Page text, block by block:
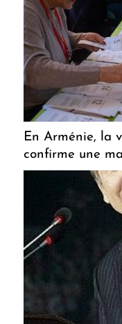
En Arménie, la
confirme une